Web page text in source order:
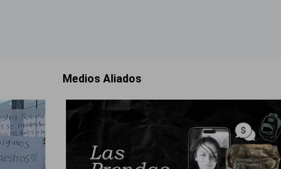
Medios Aliados